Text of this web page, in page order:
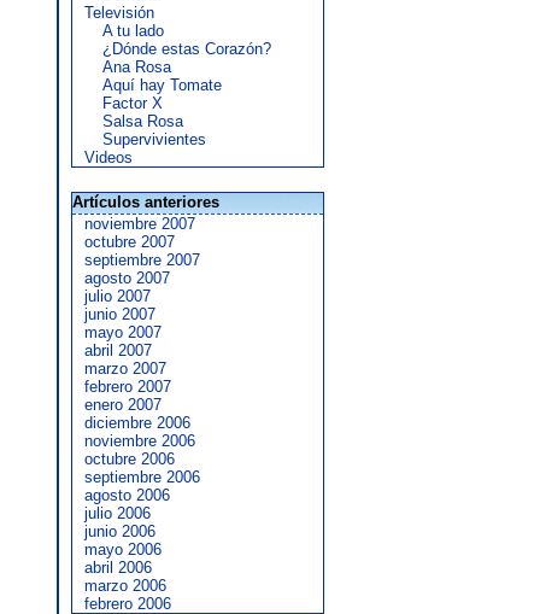
Televisión
A tu lado
¿Dónde estas Corazón?
Ana Rosa
Aquí hay Tomate
Factor X
Salsa Rosa
Supervivientes
Videos
Artículos anteriores
noviembre 2007
octubre 2007
septiembre 2007
agosto 2007
julio 2007
junio 2007
mayo 2007
abril 2007
marzo 2007
febrero 2007
enero 2007
diciembre 2006
noviembre 2006
octubre 2006
septiembre 2006
agosto 2006
julio 2006
junio 2006
mayo 2006
abril 2006
marzo 2006
febrero 2006